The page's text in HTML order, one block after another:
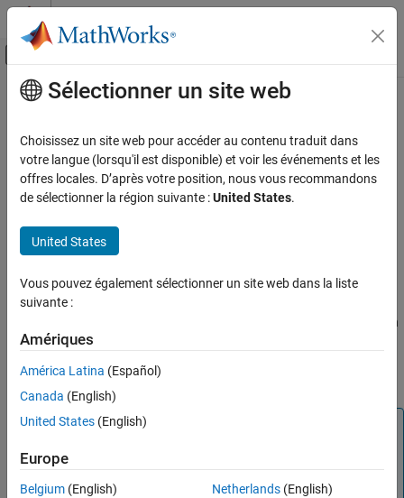
Passer au contenu
Activer/désactiver l'affichage du menu
Accueil de la documentation
Fondamentaux de l'environnement Simulink
Modification programmatique du modèle
SUR CETTE PAGE
Syntaxe
Description
Exemples
Arguments en sortie
Historique des versions
Voir aussi
Contenu principal
load_system
Charger un modèleSimulinken mémoire
réduire tous les éléments de la page
handle = load_system(sys)
handle = load_system(
. Une fois le modèle chargé en
mémoire, il est possible de travailler dessus à l'aide des
du modèle, utilisezsave_system
Remarque
le modèle à l’aide deload_system, assurez-vous que vous
faites confiance à l’expéditeur ou à l’auteur du modèle. En
Sélectionner un site web
Choisissez un site web pour accéder au contenu traduit dans
votre langue (lorsqu'il est disponible) et voir les événements et les
offres locales. D’après votre position, nous vous recommandons
de sélectionner la région suivante :United States.
United States
Vous pouvez également sélectionner un site web dans la liste
suivante :
Amériques
América Latina (Español)
Canada (English)
United States (English)
Europe
Belgium (English)
Netherlands(English)